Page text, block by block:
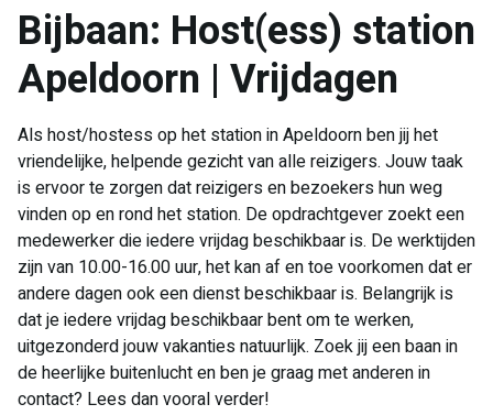
Bijbaan: Host(ess) station
Apeldoorn | Vrijdagen
Als host/hostess op het station in Apeldoorn ben jij het
vriendelijke, helpende gezicht van alle reizigers. Jouw taak
is ervoor te zorgen dat reizigers en bezoekers hun weg
vinden op en rond het station. De opdrachtgever zoekt een
medewerker die iedere vrijdag beschikbaar is. De werktijden
zijn van 10.00-16.00 uur, het kan af en toe voorkomen dat er
andere dagen ook een dienst beschikbaar is. Belangrijk is
dat je iedere vrijdag beschikbaar bent om te werken,
uitgezonderd jouw vakanties natuurlijk. Zoek jij een baan in
de heerlijke buitenlucht en ben je graag met anderen in
contact? Lees dan vooral verder!